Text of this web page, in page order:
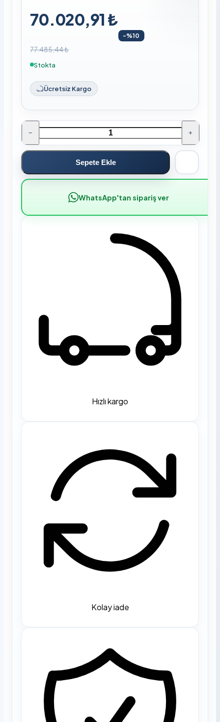
70.020,91 ₺
-%10
77.485,44 ₺
Stokta
Ücretsiz Kargo
− +
Sepete Ekle
WhatsApp'tan sipariş ver
Hızlı kargo
Kolay iade